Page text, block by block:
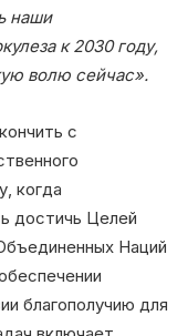
наши
к 2030 году,
волю сейчас».
с
когда
достичь Целей
Наций
благополучию для